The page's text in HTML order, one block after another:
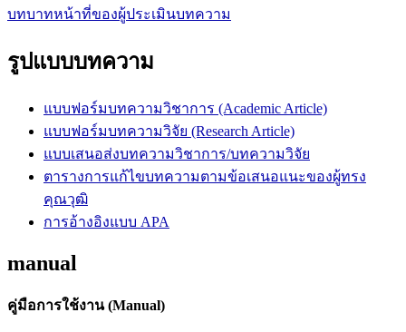
บทบาทหน้าที่ของผู้ประเมินบทความ
รูปแบบบทความ
แบบฟอร์มบทความวิชาการ (Academic Article)
แบบฟอร์มบทความวิจัย (Research Article)
แบบเสนอส่งบทความวิชาการ/บทความวิจัย
ตารางการแก้ไขบทความตามข้อเสนอแนะของผู้ทรง
คุณวุฒิ
การอ้างอิงแบบ APA
manual
คู่มือการใช้งาน (Manual)